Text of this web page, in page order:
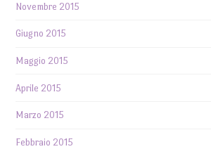
Novembre 2015
Giugno 2015
Maggio 2015
Aprile 2015
Marzo 2015
Febbraio 2015